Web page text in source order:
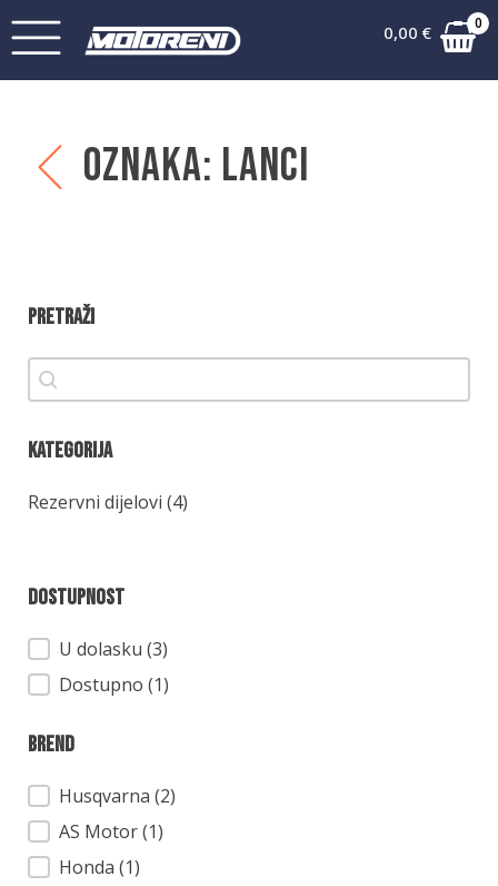
0,00 € 0
Oznaka: Lanci
Pretraži
Pretraži
Pretraži
Kategorija
Kategorija
Rezervni dijelovi (4)
Dostupnost
Dostupnost
U dolasku (3)
Dostupno (1)
Brend
BrendHusqvarna (2)
AS Motor(1)
Honda (1)